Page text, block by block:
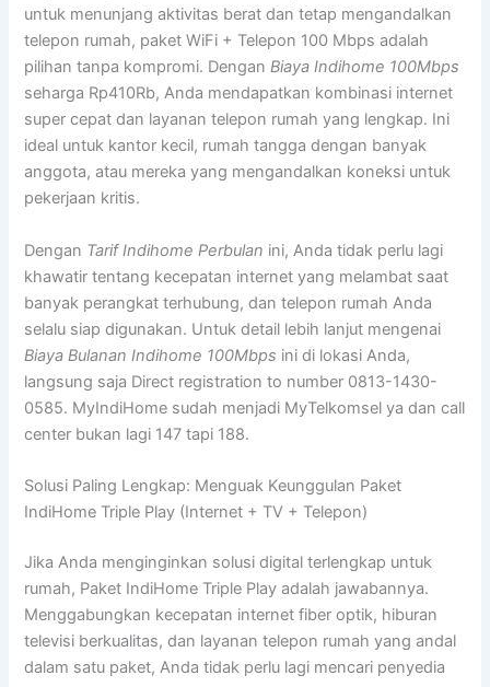
untuk menunjang aktivitas berat dan tetap mengandalkan
telepon rumah, paket WiFi + Telepon 100 Mbps adalah
pilihan tanpa kompromi. DenganBiaya Indihome 100Mbps
seharga Rp410Rb, Anda mendapatkan kombinasi internet
super cepat dan layanan telepon rumah yang lengkap. Ini
ideal untuk kantor kecil, rumah tangga dengan banyak
anggota, atau mereka yang mengandalkan koneksi untuk
pekerjaan kritis.
Dengan Tarif Indihome Perbulan ini, Anda tidak perlu lagi
khawatir tentang kecepatan internet yang melambat saat
banyak perangkat terhubung, dan telepon rumah Anda
selalu siap digunakan. Untuk detail lebih lanjut mengenai
Biaya Bulanan Indihome 100Mbps ini di lokasi Anda,
langsung saja Direct registration to number 0813-1430-
0585. MyIndiHome sudah menjadi MyTelkomsel ya dan call
center bukan lagi 147 tapi 188.
Solusi Paling Lengkap: Menguak Keunggulan Paket
IndiHome Triple Play (Internet + TV + Telepon)
Jika Anda menginginkan solusi digital terlengkap untuk
rumah, Paket IndiHome Triple Play adalah jawabannya.
Menggabungkan kecepatan internet fiber optik, hiburan
televisi berkualitas, dan layanan telepon rumah yang andal
dalam satu paket, Anda tidak perlu lagi mencari penyedia